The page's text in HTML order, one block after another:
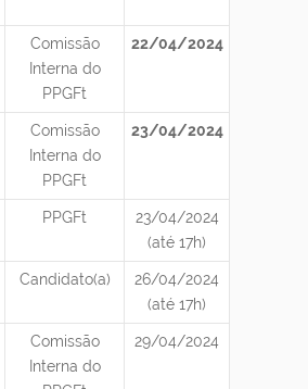
Comissão
Interna do
PPGFt
22/04/2024
Comissão
Interna do
PPGFt
23/04/2024
PPGFt
23/04/2024
(até 17h)
Candidato(a)
26/04/2024
(até 17h)
Comissão
Interna do
29/04/2024